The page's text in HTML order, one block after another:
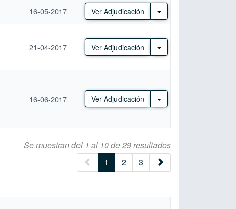
16-05-2017 Ver Adjudicación Otras Acciones
21-04-2017 Ver Adjudicación Otras Acciones
16-06-2017 Ver Adjudicación Otras Acciones
Se muestran del 1 al 10 de 29 resultados
1 (current)
2 3